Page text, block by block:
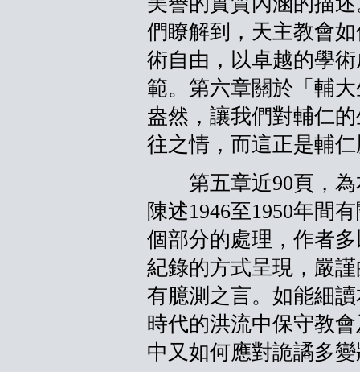
們瞭解到，天主教會
術自由，以卓越的學
範。第六章關於「輔
盎然，讓我們對輔仁
往之情，而這正是輔
第五章近90頁，為
陳述1946至1950年間
個部分的處理，作者
紀錄的方式呈現，嚴
有臆測之言。如能細
時代的洪流中保守教
中又如何應對詭譎多